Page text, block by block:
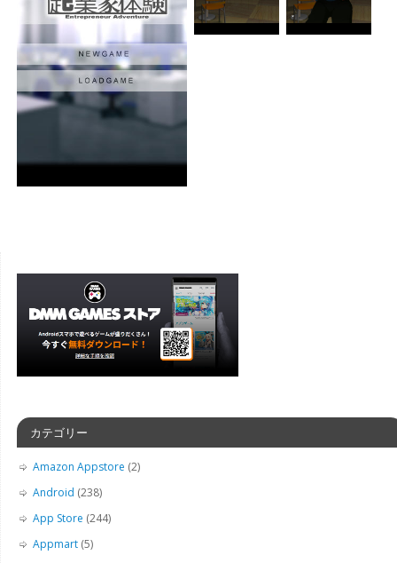
カテゴリー
Amazon Appstore (2)
Android (238)
App Store (244)
Appmart (5)